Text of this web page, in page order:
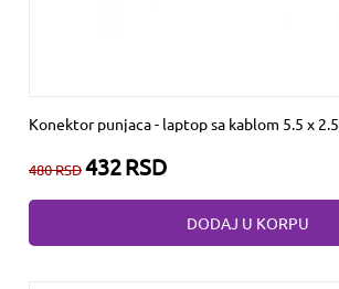
Konektor punjaca - laptop sa kablom 5.5 x 2.5
480RSD432RSD
DODAJ U KORPU